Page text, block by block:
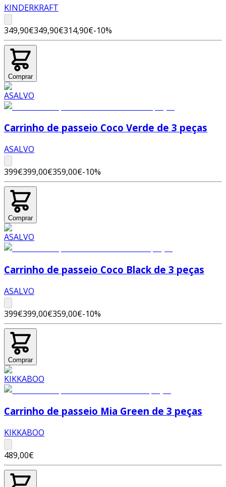
KINDERKRAFT
349,90€349,90€314,90€-10%
Comprar
Carrinho de passeio Coco Verde de 3 peças
ASALVO
399€399,00€359,00€-10%
Comprar
Carrinho de passeio Coco Black de 3 peças
ASALVO
399€399,00€359,00€-10%
Comprar
Carrinho de passeio Mia Green de 3 peças
KIKKABOO
489,00€